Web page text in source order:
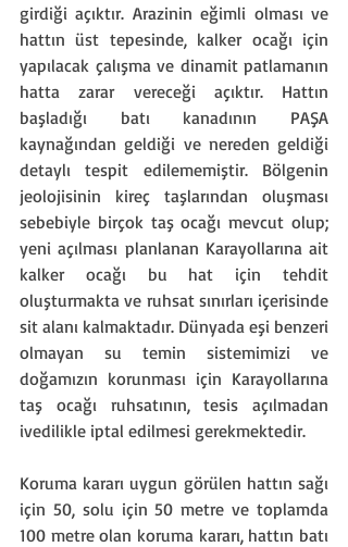
girdiği açıktır. Arazinin eğimli olması ve
hattın üst tepesinde, kalker ocağı için
yapılacak çalışma ve dinamit patlamanın
hatta zarar vereceği açıktır. Hattın
başladığı batı kanadının PAŞA
kaynağından geldiği ve nereden geldiği
detaylı tespit edilememiştir. Bölgenin
jeolojisinin kireç taşlarından oluşması
sebebiyle birçok taş ocağı mevcut olup;
yeni açılması planlanan Karayollarına ait
kalker ocağı bu hat için tehdit
oluşturmakta ve ruhsat sınırları içerisinde
sit alanı kalmaktadır. Dünyada eşi benzeri
olmayan su temin sistemimizi ve
doğamızın korunması için Karayollarına
taş ocağı ruhsatının, tesis açılmadan
ivedilikle iptal edilmesi gerekmektedir.
Koruma kararı uygun görülen hattın sağı
için 50, solu için 50 metre ve toplamda
100 metre olan koruma kararı, hattın batı